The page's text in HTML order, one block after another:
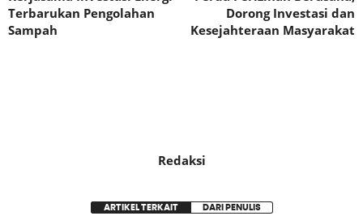
Terbarukan Pengolahan
Sampah
Dorong Investasi dan
Kesejahteraan Masyarakat
Redaksi
ARTIKEL TERKAIT DARI PENULIS